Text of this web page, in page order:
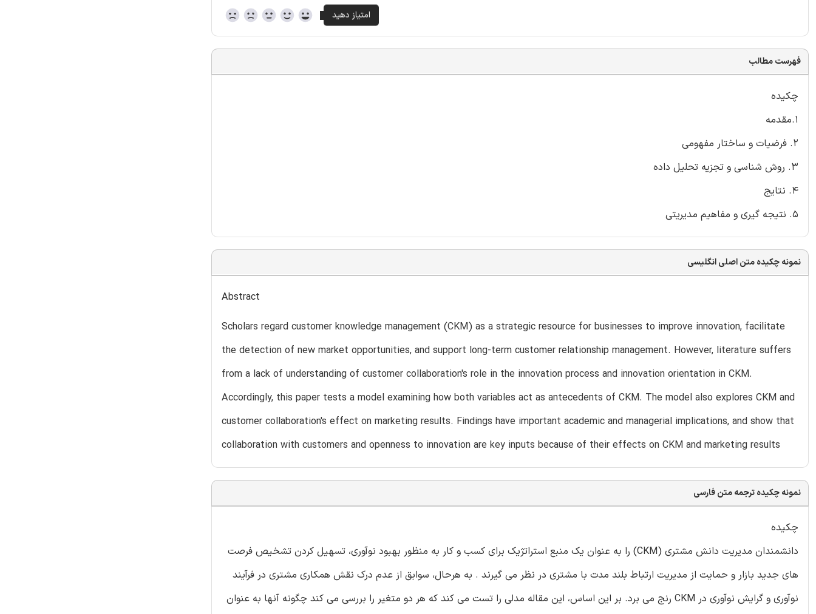
فهرست مطالب
چکیده
1.مقدمه
2. فرضیات و ساختار مفهومی
3. روش شناسی و تجزیه تحلیل داده
4. نتایج
5. نتیجه گیری و مفاهیم مدیریتی
نمونه چکیده متن اصلی انگلیسی
Abstract
Scholars regard customer knowledge management (CKM) as a strategic resource for businesses to improve innovation, facilitate
the detection of new market opportunities, and support long-term customer relationship management. However, literature suffers
from a lack of understanding of customer collaboration's role in the innovation process and innovation orientation in CKM.
Accordingly, this paper tests a model examining how both variables act as antecedents of CKM. The model also explores CKM and
customer collaboration's effect on marketing results. Findings have important academic and managerial implications, and show that
collaboration with customers and openness to innovation are key inputs because of their effects on CKM and marketing results
نمونه چکیده ترجمه متن فارسی
چکیده
دانشمندان مدیریت دانش مشتری (CKM) را به عنوان یک منبع استراتژیک برای کسب و کار به منظور بهبود نوآوری، تسهیل کردن تشخیص فرصت
های جدید بازار و حمایت از مدیریت ارتباط بلند مدت با مشتری در نظر می گیرند . به هرحال، سوابق از عدم درک نقش همکاری مشتری در فرآیند
نوآوری و گرایش نوآوری در CKM رنج می برد. بر این اساس، این مقاله مدلی را تست می کند که هر دو متغیر را بررسی می کند چگونه آنها به عنوان